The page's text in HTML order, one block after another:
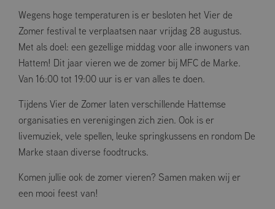
Wegens hoge temperaturen is er besloten het Vier de
Zomer festival te verplaatsen naar vrijdag 28 augustus.
Met als doel: een gezellige middag voor alle inwoners van
Hattem! Dit jaar vieren we de zomer bij MFC de Marke.
Van 16:00 tot 19:00 uur is er van alles te doen.
Tijdens Vier de Zomer laten verschillende Hattemse
organisaties en verenigingen zich zien. Ook is er
livemuziek, vele spellen, leuke springkussens en rondom De
Marke staan diverse foodtrucks.
Komen jullie ook de zomer vieren? Samen maken wij er
een mooi feest van!